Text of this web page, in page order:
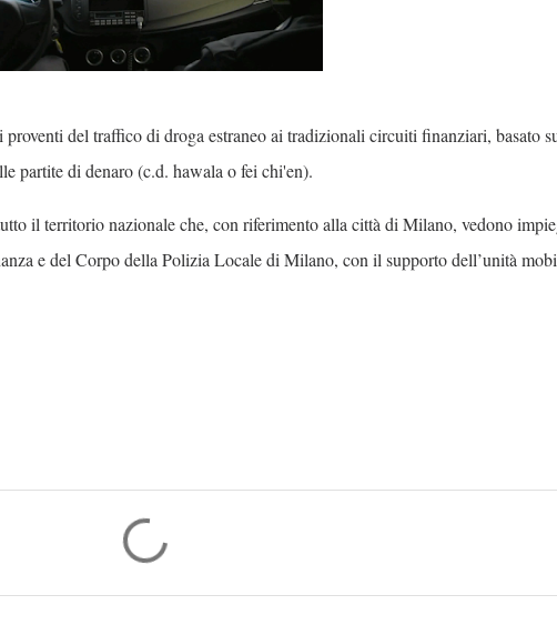
del traffico di droga estraneo ai tradizionali circuiti finanziari, basato
partite di denaro (c.d. hawala o fei chi'en).
il territorio nazionale che, con riferimento alla città di Milano, vedono
e del Corpo della Polizia Locale di Milano, con il supporto dell’unità